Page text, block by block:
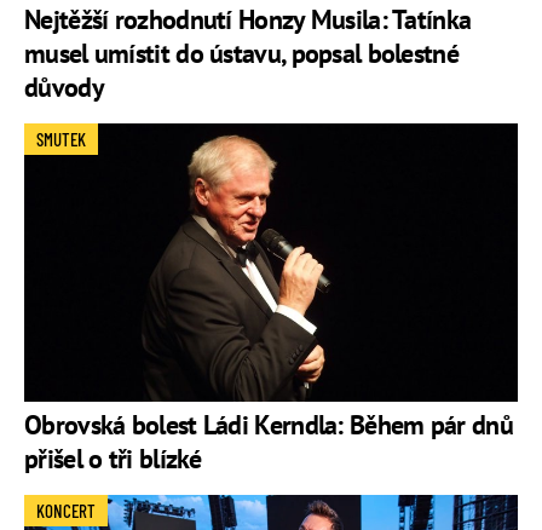
Nejtěžší rozhodnutí Honzy Musila: Tatínka
musel umístit do ústavu, popsal bolestné
důvody
Obrovská bolest Ládi Kerndla: Během pár dnů
přišel o tři blízké
SMUTEK
KONCERT